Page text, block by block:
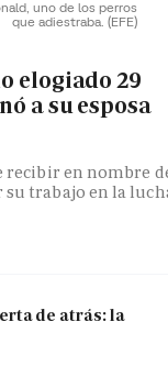
uno de los perros
que adiestraba. (EFE)
elogiado 29
a su esposa
recibir en nombre
trabajo en la
de atrás: la